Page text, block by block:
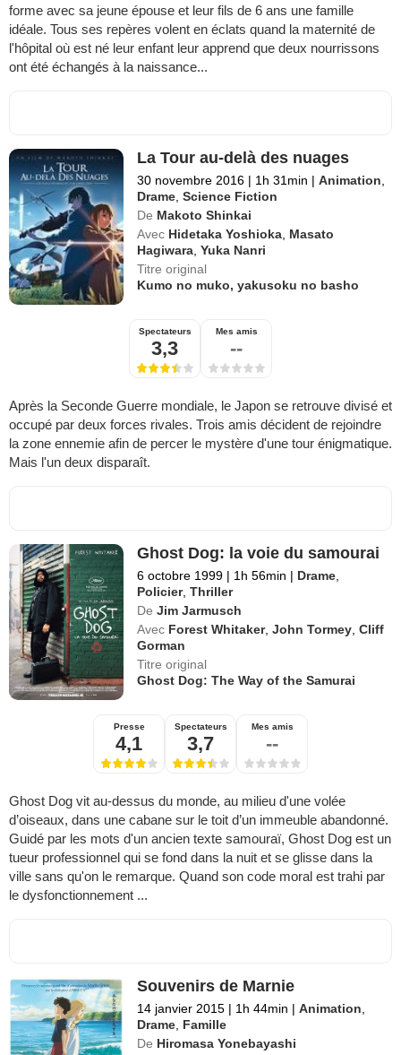
forme avec sa jeune épouse et leur fils de 6 ans une famille
idéale. Tous ses repères volent en éclats quand la maternité de
l'hôpital où est né leur enfant leur apprend que deux nourrissons
ont été échangés à la naissance...
La Tour au-delà des nuages
30 novembre 2016 | 1h 31min | Animation
Drame ,Science Fiction
De Makoto Shinkai
Avec Hidetaka Yoshioka Masato
Hagiwara ,Yuka Nanri
Titre original
Kumo no muko, yakusoku no basho
Spectateurs
3,3
Mes amis
--
Après la Seconde Guerre mondiale, le Japon se retrouve divisé et
occupé par deux forces rivales. Trois amis décident de rejoindre
la zone ennemie afin de percer le mystère d'une tour énigmatique.
Mais l'un deux disparaît.
Ghost Dog: la voie du samourai
6 octobre 1999 | 1h 56min | Drame
Policier,Thriller
De Jim Jarmusch
Avec Forest Whitaker,John Tormey ,Cliff
Gorman
Titre original
Ghost Dog: The Way of the Samurai
Presse
4,1
Spectateurs
3,7
Mes amis
--
Ghost Dog vit au-dessus du monde, au milieu d'une volée
d’oiseaux, dans une cabane sur le toit d’un immeuble abandonné.
Guidé par les mots d'un ancien texte samouraï, Ghost Dog est un
tueur professionnel qui se fond dans la nuit et se glisse dans la
ville sans qu'on le remarque. Quand son code moral est trahi par
le dysfonctionnement ...
Souvenirs de Marnie
14 janvier 2015 | 1h 44min | Animation
Drame Famille
De Hiromasa Yonebayashi